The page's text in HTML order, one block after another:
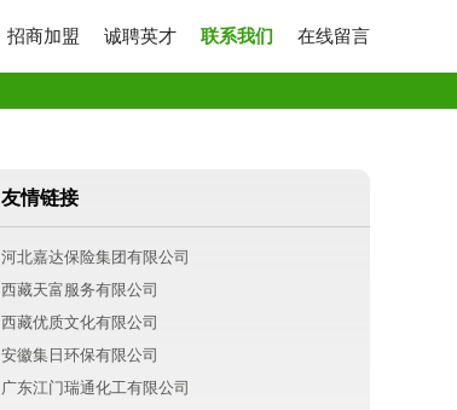
招商加盟 诚聘英才 联系我们 在线留言
友情链接
河北嘉达保险集团有限公司
西藏天富服务有限公司
西藏优质文化有限公司
安徽集日环保有限公司
广东江门瑞通化工有限公司